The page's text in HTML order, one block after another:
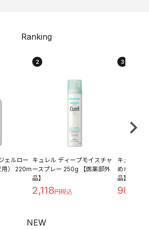
Ranking
ェルロー
用） 220m
2
キュレル ディープモイスチャ
ースプレー 250g 【医薬部外
品】
2,118
3
キュレル
めかえ用
品】
980
NEW